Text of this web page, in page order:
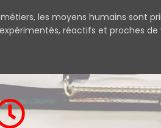
les moyens humains sont
réactifs et proches